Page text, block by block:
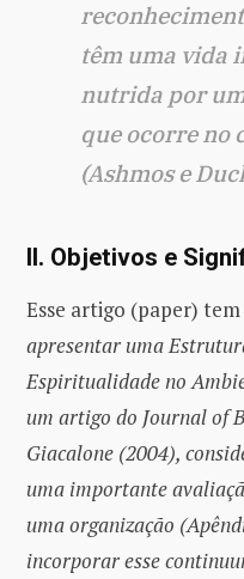
têm uma vida
nutrida por
que ocorre no
(Ashmos e
II. Objetivos e
Esse artigo (paper)
apresentar uma
Espiritualidade no
um artigo do Journal of
Giacalone (2004),
uma importante
uma organização
incorporar esse